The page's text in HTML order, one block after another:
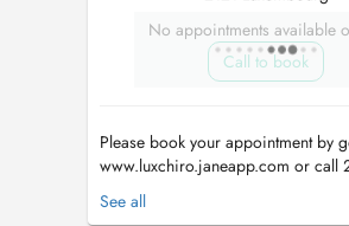
No appointments available
Call to book
Please book your appointment by
www.luxchiro.janeapp.com or call
Services include: chiropractic,
massage (deep tissue, pregnancy,
See all